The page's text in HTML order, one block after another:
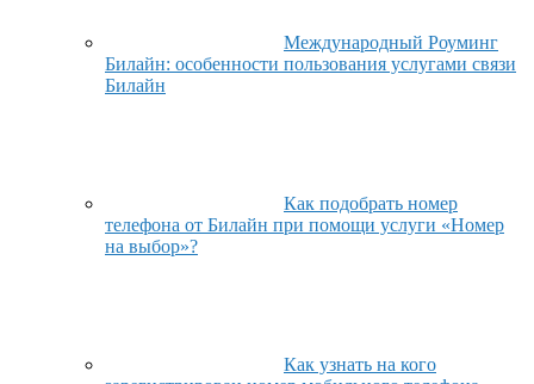
Международный Роуминг
Билайн: особенности пользования услугами связи
Билайн
Как подобрать номер
телефона от Билайн при помощи услуги «Номер
на выбор»?
Как узнать на кого